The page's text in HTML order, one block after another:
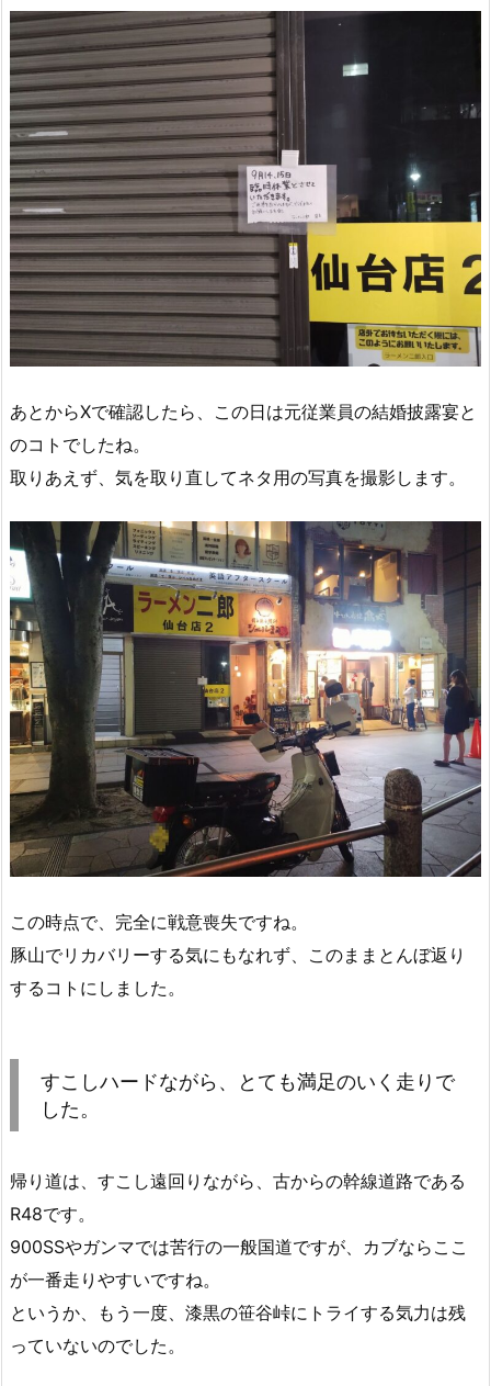
あとからXで確認したら、この日は元従業員の結婚披露宴と
のコトでしたね。
取りあえず、気を取り直してネタ用の写真を撮影します。
この時点で、完全に戦意喪失ですね。
豚山でリカバリーする気にもなれず、このままとんぼ返り
するコトにしました。
すこしハードながら、とても満足のいく走りで
した。
帰り道は、すこし遠回りながら、古からの幹線道路である
R48です。
900SSやガンマでは苦行の一般国道ですが、カブならここ
が一番走りやすいですね。
というか、もう一度、漆黒の笹谷峠にトライする気力は残
っていないのでした。